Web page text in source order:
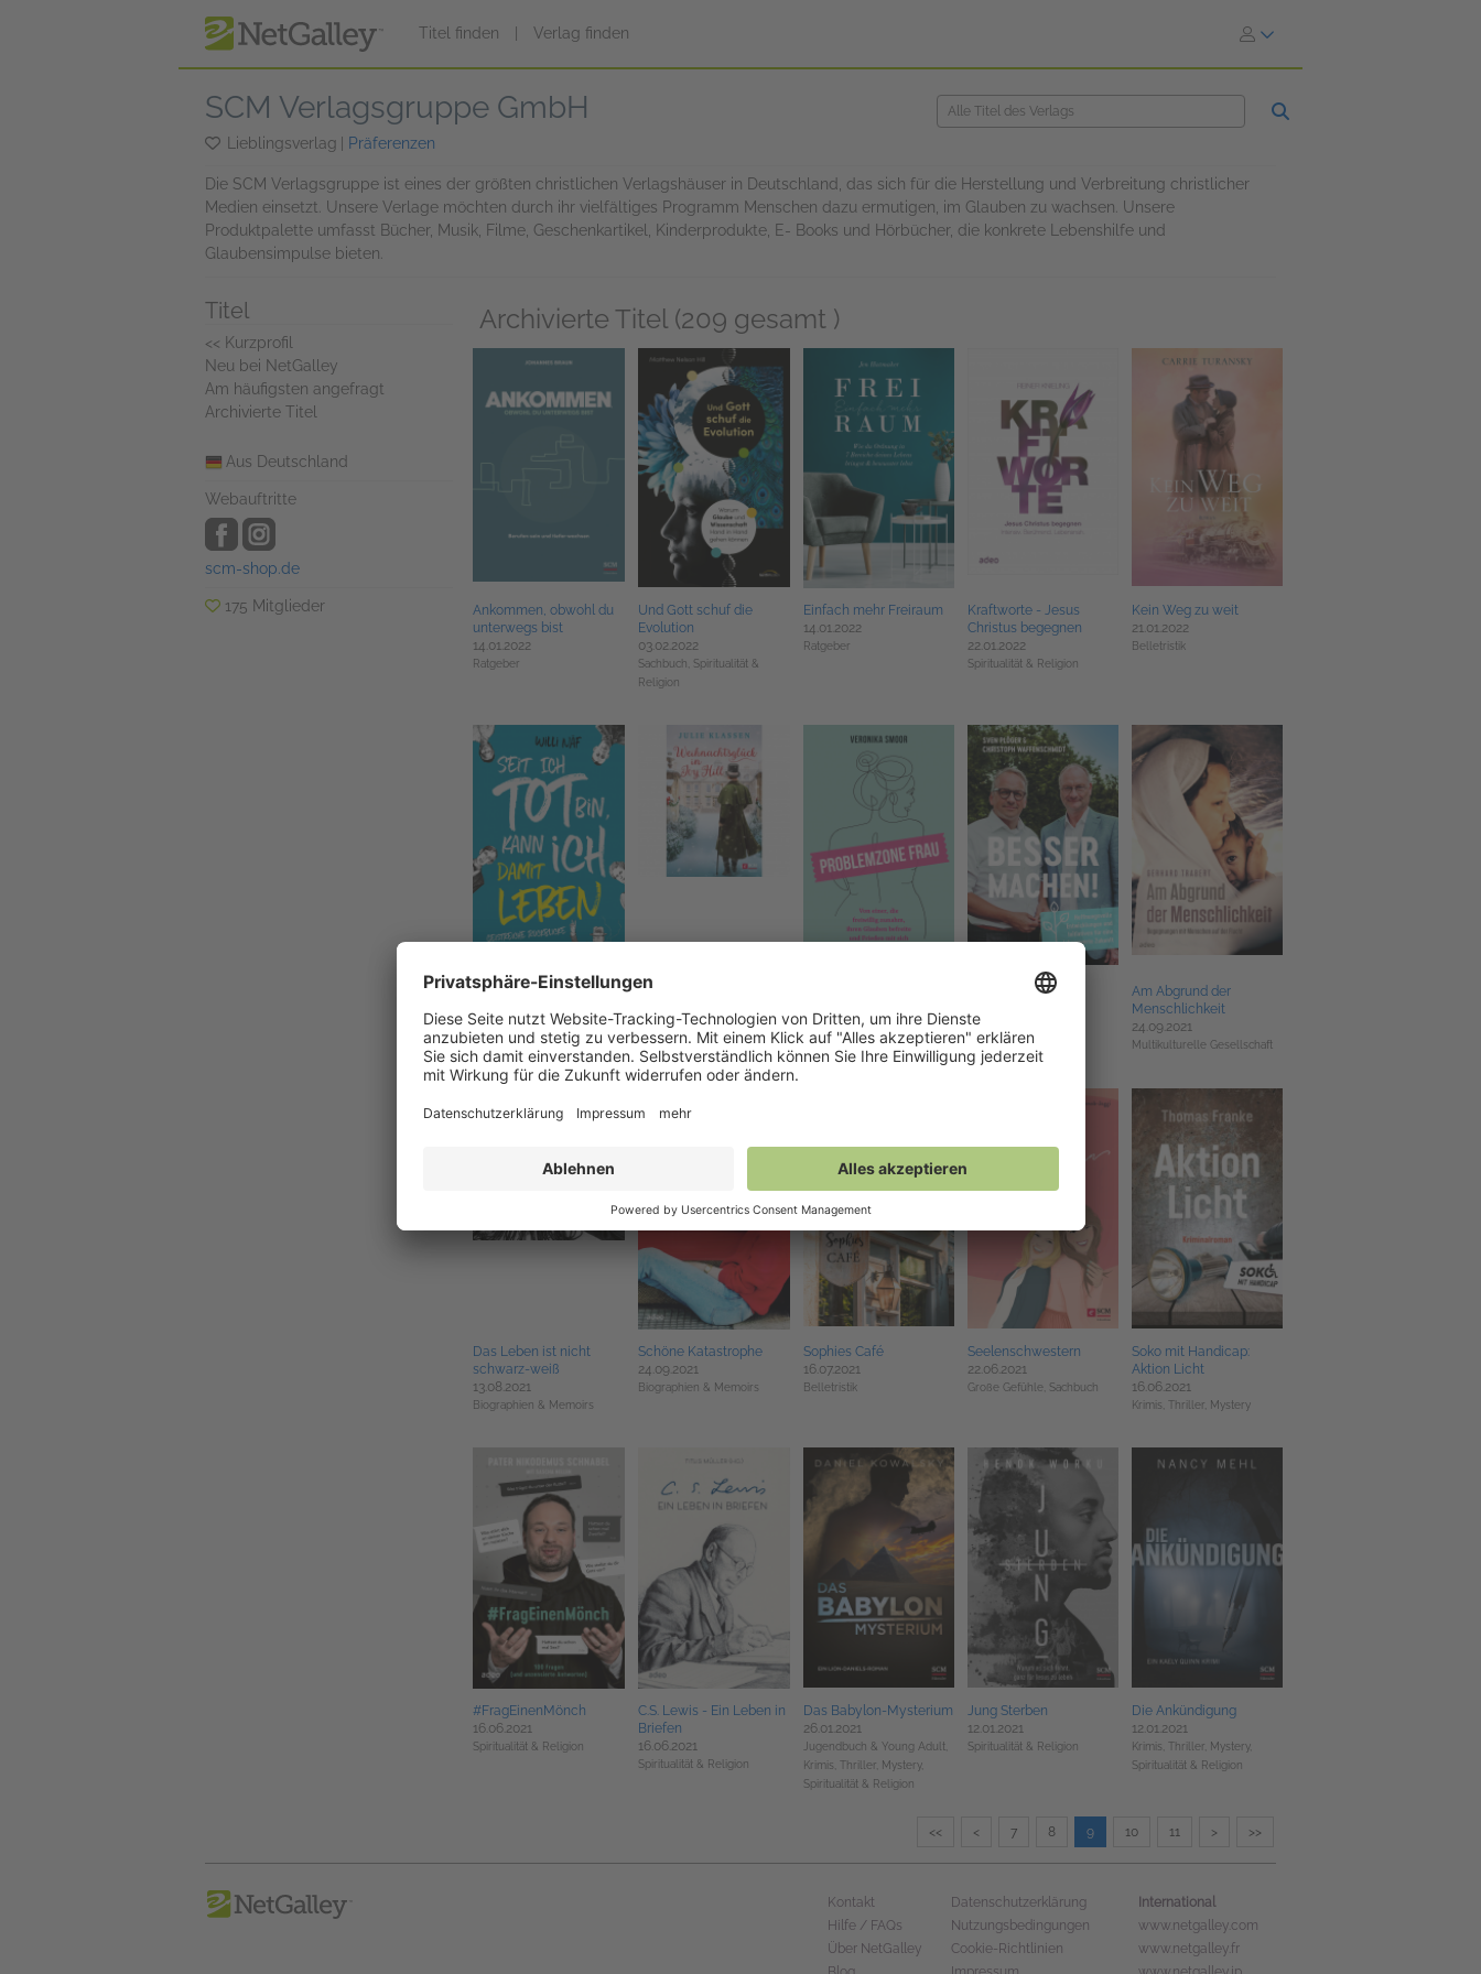
Titel finden Verlag finden
SCM Verlagsgruppe GmbH
Lieblingsverlag Präferenzen
Die SCM Verlagsgruppe ist eines der größten christlichen Verlagshäuser in Deutschland, das sich für die Herstellung und Verbreitung christlicher
Medien einsetzt. Unsere Verlage möchten durch ihr vielfältiges Programm Menschen dazu ermutigen, im Glauben zu wachsen. Unsere
Produktpalette umfasst Bücher, Musik, Filme, Geschenkartikel, Kinderprodukte, E- Books und Hörbücher, die konkrete Lebenshilfe und
Glaubensimpulse bieten.
Titel
<< Kurzprofil
Neu bei NetGalley
Am häufigsten angefragt
Archivierte Titel
Aus Deutschland
Webauftritte
scm-shop.de
175 Mitglieder
Archivierte Titel (209 gesamt )
Ankommen, obwohl du
unterwegs bist
14.01.2022
Ratgeber
Und Gott schuf die
Evolution
03.02.2022
Sachbuch, Spiritualität &
Religion
Einfach mehr Freiraum
14.01.2022
Ratgeber
Kraftworte - Jesus
Christus begegnen
22.01.2022
Spiritualität & Religion
Kein Weg zu weit
21.01.2022
Belletristik
Seit ich tot bin, kann ich
damit leben
21.01.2022
Biographien & Memoirs
Weihnachtsglück in Ivy
Hill
27.09.2021
Belletristik
29.08.2021
Biographien & Memoirs,
Ratgeber
Besser machen!
Sachbuch
Am Abgrund der
Menschlichkeit
24.09.2021
Multikulturelle Gesellschaft
Das Leben ist nicht
schwarz-weiß
13.08.2021
Biographien & Memoirs
Schöne Katastrophe
24.09.2021
Biographien & Memoirs
Sophies Café
16.07.2021
Belletristik
Seelenschwestern
22.06.2021
Große Gefühle, Sachbuch
Soko mit Handicap:
Aktion Licht
16.06.2021
Krimis, Thriller, Mystery
#FragEinenMönch
16.06.2021
Spiritualität & Religion
C.S. Lewis - Ein Leben in
Briefen
16.06.2021
Spiritualität & Religion
Das Babylon-Mysterium
26.01.2021
Jugendbuch & Young Adult,
Krimis, Thriller, Mystery,
Spiritualität & Religion
Jung Sterben
12.01.2021
Spiritualität & Religion
Die Ankündigung
12.01.2021
Krimis, Thriller, Mystery,
Spiritualität & Religion
<< < 7 8 9 10 11 > >>
Kontakt
Hilfe / FAQs
Über NetGalley
Datenschutzerklärung
Nutzungsbedingungen
Cookie-Richtlinien
International
www.netgalley.com
www.netgalley.fr